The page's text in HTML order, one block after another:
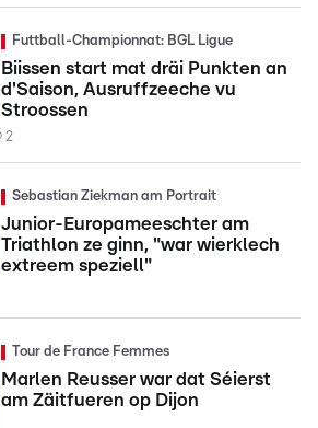
Futtball-Championnat: BGL Ligue
Biissen start mat dräi Punkten an
d'Saison, Ausruffzeeche vu
Stroossen
2
Sebastian Ziekman am Portrait
Junior-Europameeschter am
Triathlon ze ginn, "war wierklech
extreem speziell"
Tour de France Femmes
Marlen Reusser war dat Séierst
am Zäitfueren op Dijon